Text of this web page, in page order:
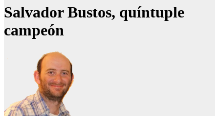
Salvador Bustos, quíntuple
campeón